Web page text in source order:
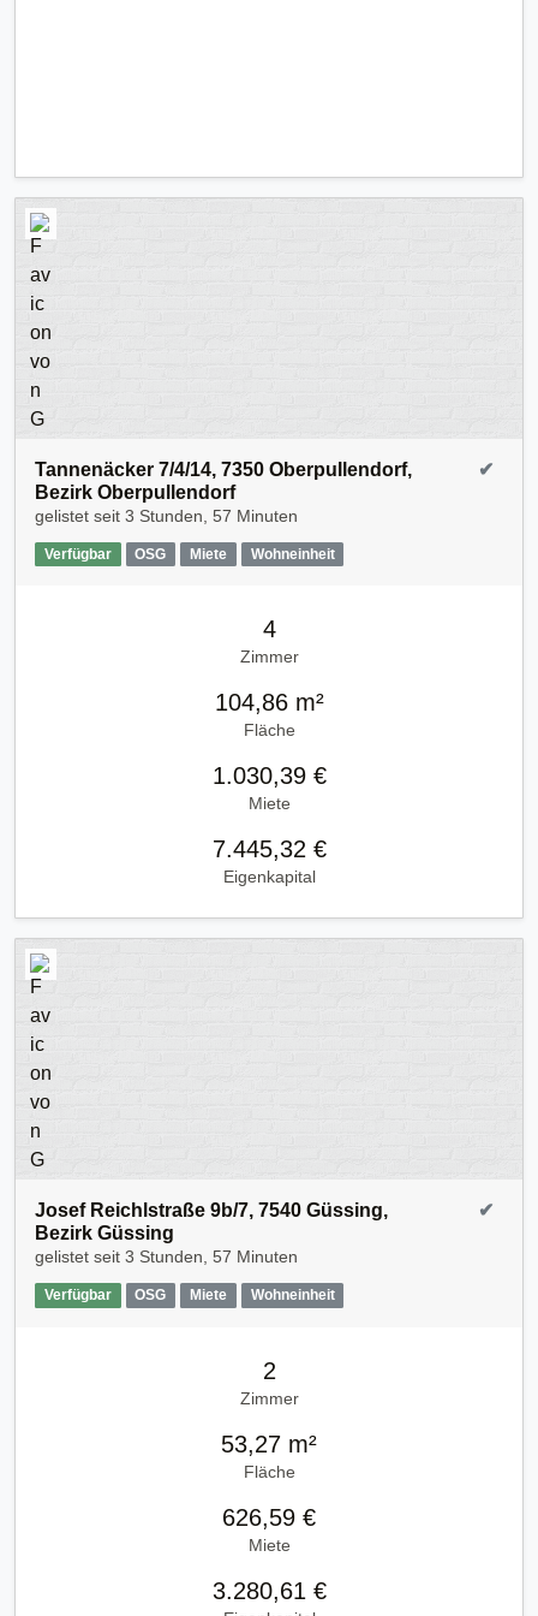
Tannenäcker 7/4/14, 7350 Oberpullendorf,
Bezirk Oberpullendorf
gelistet seit 3 Stunden, 57 Minuten
Verfügbar OSG Miete Wohneinheit
✔
4
Zimmer
104,86 m²
Fläche
1.030,39 €
Miete
7.445,32 €
Eigenkapital
Josef Reichlstraße 9b/7, 7540 Güssing,
Bezirk Güssing
gelistet seit 3 Stunden, 57 Minuten
Verfügbar OSG Miete Wohneinheit
✔
2
Zimmer
53,27 m²
Fläche
626,59 €
Miete
3.280,61 €